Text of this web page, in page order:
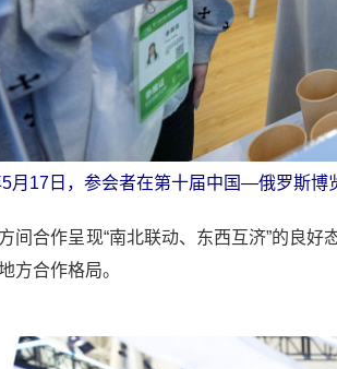
月17日，参会者在第十届中国—俄罗斯博
合作呈现“南北联动、东西互济”的良好
方合作格局。